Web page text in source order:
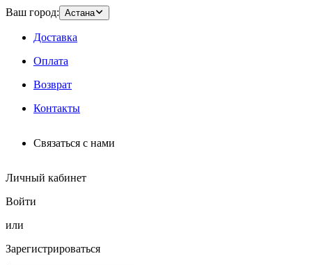
Ваш город: Астана
Доставка
Оплата
Возврат
Контакты
Связаться с нами
Личный кабинет
Войти
или
Зарегистрироваться